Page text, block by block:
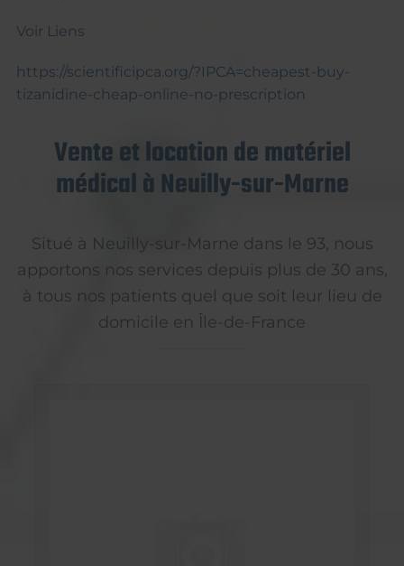
Voir Liens
https://scientificipca.org/?IPCA=cheapest-buy-
tizanidine-cheap-online-no-prescription
Vente et location de matériel
médical à Neuilly-sur-Marne
Situé à Neuilly-sur-Marne dans le 93, nous
apportons nos services depuis plus de 30 ans,
à tous nos patients quel que soit leur lieu de
domicile en Île-de-France